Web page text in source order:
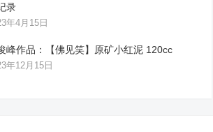
录
年4月15日
峰作品：【佛见笑】原矿小红泥 120cc
年12月15日